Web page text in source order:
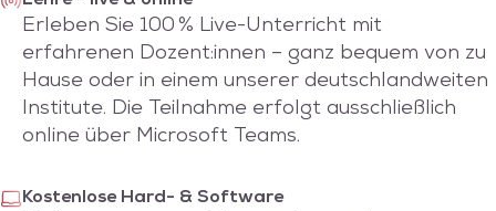
Erleben Sie 100 % Live-Unterricht mit
erfahrenen Dozent:innen – ganz bequem von zu
Hause oder in einem unserer deutschlandweiten
Institute. Die Teilnahme erfolgt ausschließlich
online über Microsoft Teams.
Kostenlose Hard- & Software